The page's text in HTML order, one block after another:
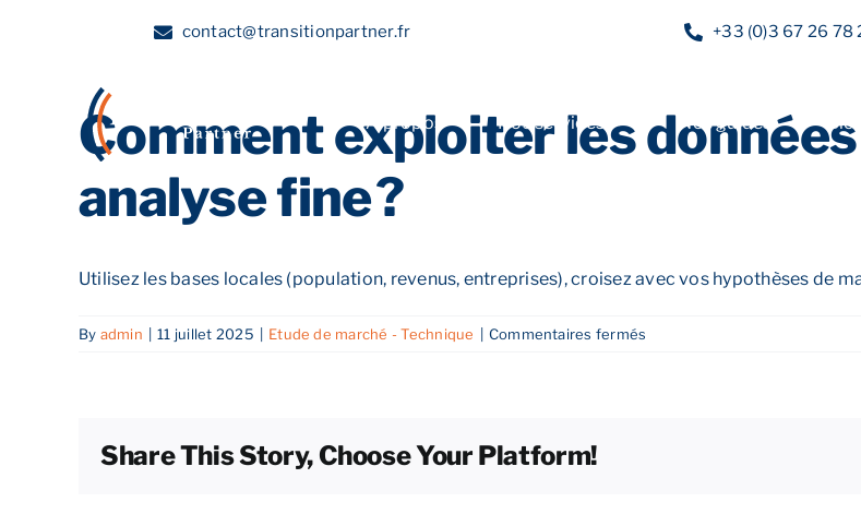
contact@transitionpartner.fr +33 (0)3 67 26 78
A propos Nos services Nos guides Blog
Comment exploiter les
analyse fine ?
Utilisez les bases locales (population, revenus, entreprises), croisez avec vos hypothèses de
By admin 11 juillet 2025 Etude de marché - Technique Commentaires fermés
Share This Story, Choose Your Platform!